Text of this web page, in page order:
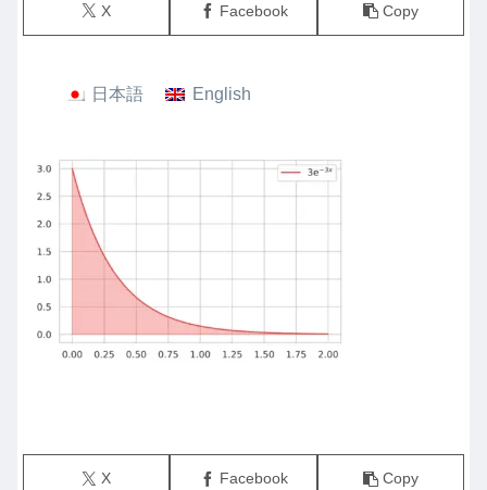
X Facebook Copy
日本語 English
X Facebook Copy